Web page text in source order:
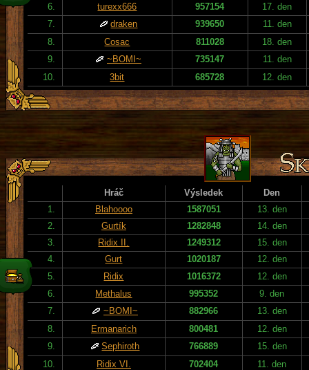
6.
turexx666 957154
17. den
7.
draken 939650
11. den
8.
Cosac 811028
18. den
9.
~BOMI~ 735147
11. den
10.
3bit 685728 12. den
Hráč Výsledek
Den
1.
Blahoooo 1587051
13. den
2.
Gurtík 1282848
14. den
3.
Ridix II. 1249312
15. den
4.
Gurt 1020187
12. den
5.
Ridix 1016372
12. den
6.
Methalus 995352
9. den
7.
~BOMI~ 882966
13. den
8.
Ermanarich 800481
12. den
9.
Sephiroth 766889
15. den
10.
Ridix VI. 702404 11. den